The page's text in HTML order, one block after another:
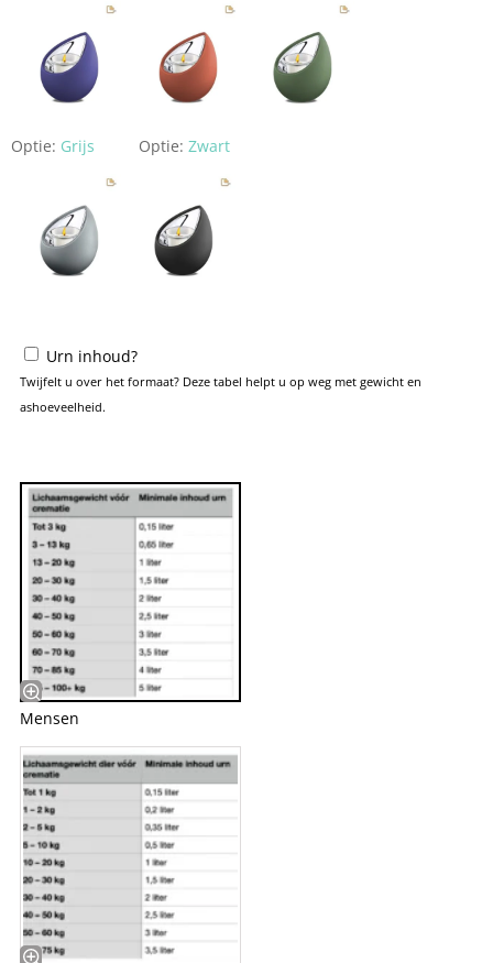
Optie: Grijs Optie: Zwart
Urn inhoud?
Twijfelt u over het formaat? Deze tabel helpt u op weg met gewicht en
ashoeveelheid.
Mensen